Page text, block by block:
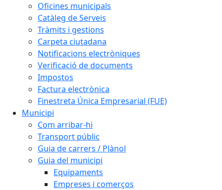
Oficines municipals
Catàleg de Serveis
Tràmits i gestions
Carpeta ciutadana
Notificacions electròniques
Verificació de documents
Impostos
Factura electrònica
Finestreta Única Empresarial (FUE)
Municipi
Com arribar-hi
Transport públic
Guia de carrers / Plànol
Guia del municipi
Equipaments
Empreses i comerços